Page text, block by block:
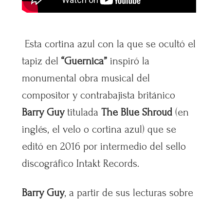
Esta cortina azul con la que se ocultó el
tapiz del “Guernica”inspiró la
monumental obra musical del
compositor y contrabajista británico
Barry Guytitulada The Blue Shroud(en
inglés, el velo o cortina azul) que se
editó en 2016 por intermedio del sello
discográfico Intakt Records.
Barry Guy, a partir de sus lecturas sobre